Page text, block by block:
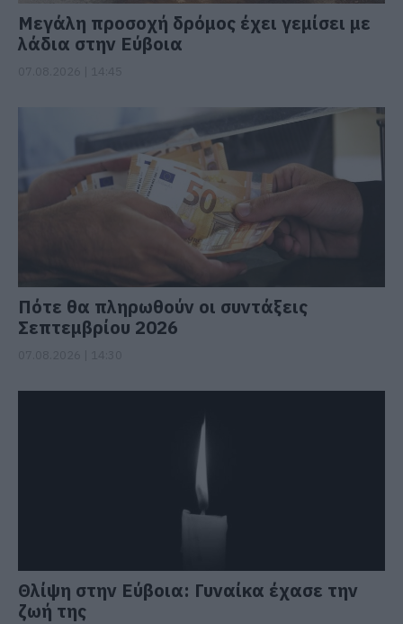
Μεγάλη προσοχή δρόμος έχει γεμίσει με
λάδια στην Εύβοια
Πότε θα πληρωθούν οι συντάξεις
Σεπτεμβρίου 2026
Θλίψη στην Εύβοια: Γυναίκα έχασε την
ζωή της